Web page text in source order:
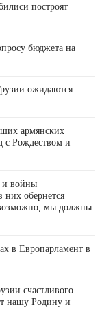
построят
бюджета на
ожидаются
армянских
с Рождеством и
и войны
них обернется
возможно, мы должны
в Европарламент в
счастливого
нашу Родину и